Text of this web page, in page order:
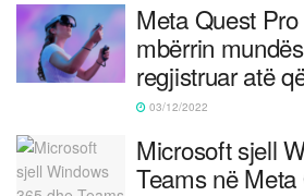
Meta Quest
mbërrin
regjistruar atë
03/12/2022
Microsoft sjell
Teams në